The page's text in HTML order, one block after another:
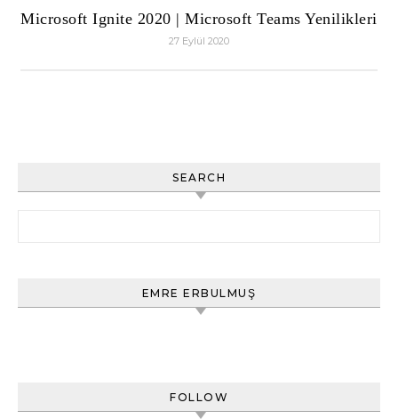
Microsoft Ignite 2020 | Microsoft Teams Yenilikleri
27 Eylül 2020
SEARCH
EMRE ERBULMUŞ
FOLLOW